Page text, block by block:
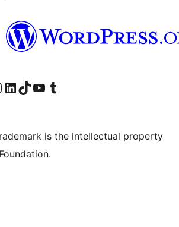
pagina Facebook
il nostro account Instagram
Visita il nostro account LinkedIn
Visita il nostro account TikTok
Visita il nostro canale YouTube
Visita il nostro account Tumblr
is the intellectual property